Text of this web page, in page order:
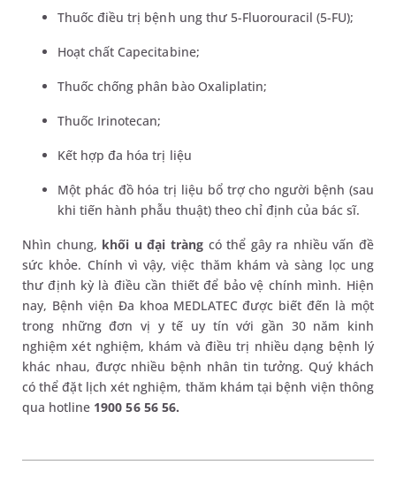
Thuốc điều trị bệnh ung thư 5-Fluorouracil (5-FU);
Hoạt chất Capecitabine;
Thuốc chống phân bào Oxaliplatin;
Thuốc Irinotecan;
Kết hợp đa hóa trị liệu
Một phác đồ hóa trị liệu bổ trợ cho người bệnh (sau
khi tiến hành phẫu thuật) theo chỉ định của bác sĩ.
Nhìn chung, khối u đại tràng có thể gây ra nhiều vấn đề
sức khỏe. Chính vì vậy, việc thăm khám và sàng lọc ung
thư định kỳ là điều cần thiết để bảo vệ chính mình. Hiện
nay, Bệnh viện Đa khoa MEDLATEC được biết đến là một
trong những đơn vị y tế uy tín với gần 30 năm kinh
nghiệm xét nghiệm, khám và điều trị nhiều dạng bệnh lý
khác nhau, được nhiều bệnh nhân tin tưởng. Quý khách
có thể đặt lịch xét nghiệm, thăm khám tại bệnh viện thông
qua hotline 1900 56 56 56.